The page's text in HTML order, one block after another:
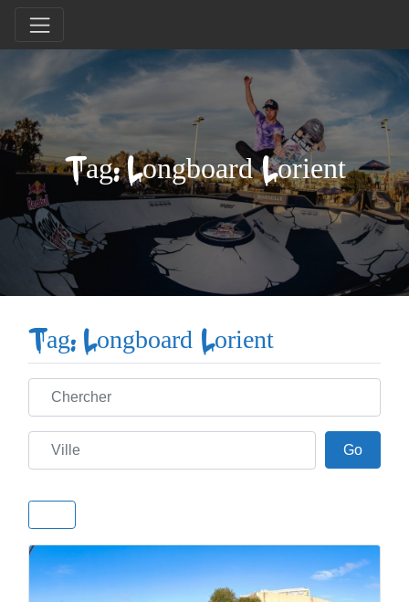
Tag: Longboard Lorient
Tag: Longboard Lorient
Chercher
Ville GoGo